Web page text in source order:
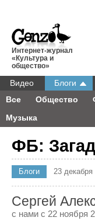
Интернет-журнал
«Культура и
общество»
Видео Блоги
Все
Общество
Музыка
ФБ:
Блоги 23 декабря
Сергей
с нами с 22 ноября